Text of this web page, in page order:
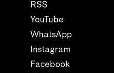
RSS
YouTube
WhatsApp
Instagram
Facebook